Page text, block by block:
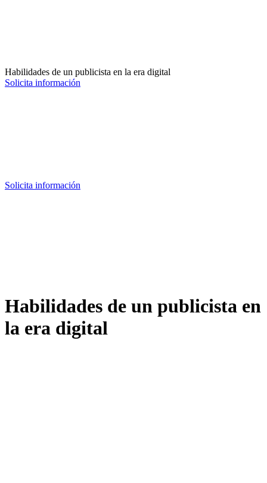
Habilidades de un publicista en la era digital
Solicita información
Solicita información
Habilidades de un publicista en
la era digital